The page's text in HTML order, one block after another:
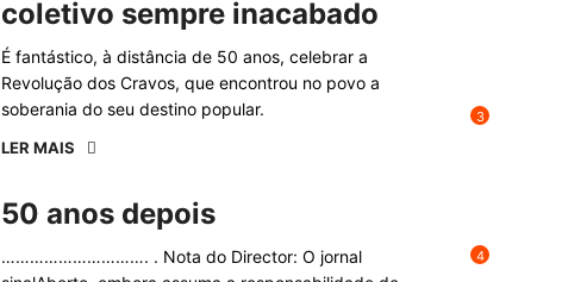
coletivo sempre inacabado
É fantástico, à distância de 50 anos, celebrar a
Revolução dos Cravos, que encontrou no povo a
soberania do seu destino popular.
LER MAIS
50 anos depois
…………………………. . Nota do Director: O jornal
3
4